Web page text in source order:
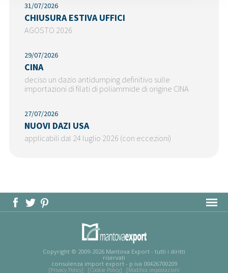
31/07/2026
CHIUSURA ESTIVA UFFICI
AGOSTO 2026
29/07/2026
CINA
deciso un dazio antidumping definitivo sulle
importazioni di filati di poliammide di origine CINA
27/07/2026
NUOVI DAZI USA
applicabili dal 24 luglio 2026 (con eccezioni)
Copyright © 2009-2026 Mantova Export - tutti i diritti
riservati
consulenza import export - p.iva 00426700209
[Privacy Policy] [Cookie Policy]
[Modifica impostazioni